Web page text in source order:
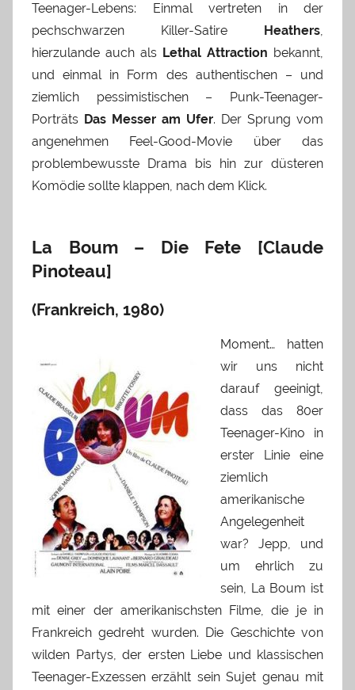
Teenager-Lebens: Einmal vertreten in der
pechschwarzen Killer-Satire Heathers,
hierzulande auch als Lethal Attraction bekannt,
und einmal in Form des authentischen – und
ziemlich pessimistischen – Punk-Teenager-
Porträts Das Messer am Ufer. Der Sprung vom
angenehmen Feel-Good-Movie über das
problembewusste Drama bis hin zur düsteren
Komödie sollte klappen, nach dem Klick.
La Boum – Die Fete [Claude
Pinoteau]
(Frankreich, 1980)
Moment… hatten
wir uns nicht
darauf geeinigt,
dass das 80er
Teenager-Kino in
erster Linie eine
ziemlich
amerikanische
Angelegenheit
war? Jepp, und
um ehrlich zu
sein, La Boum ist
mit einer der amerikanischsten Filme, die je in
Frankreich gedreht wurden. Die Geschichte von
wilden Partys, der ersten Liebe und klassischen
Teenager-Exzessen erzählt sein Sujet genau mit